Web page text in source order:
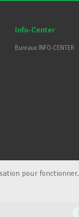
Info-Center
Bureaux INFO-CENTER
pour fonctionner.